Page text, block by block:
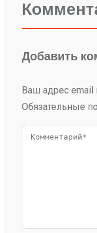
Добавить
Ваш адрес email
Обязательные